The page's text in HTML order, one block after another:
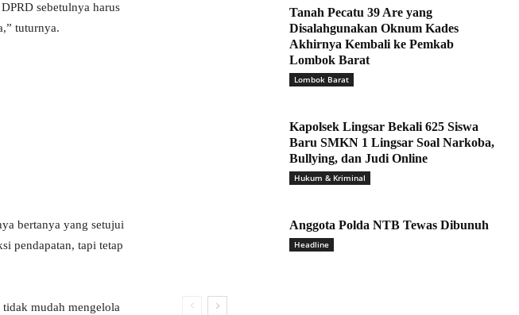
sebetulnya harus
tuturnya.
bertanya yang setujui
pendapatan, tapi tetap
tidak mudah mengelola
Tanah Pecatu 39 Are yang
Disalahgunakan Oknum Kades
Akhirnya Kembali ke Pemkab
Lombok Barat
Lombok Barat
Kapolsek Lingsar Bekali 625 Siswa
Baru SMKN 1 Lingsar Soal Narkoba,
Bullying, dan Judi Online
Hukum & Kriminal
Anggota Polda NTB Tewas Dibunuh
Headline